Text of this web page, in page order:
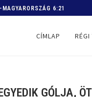
A TOVÁBBI PROGRAM
CÍMLAP RÉGI
GÓLJA,